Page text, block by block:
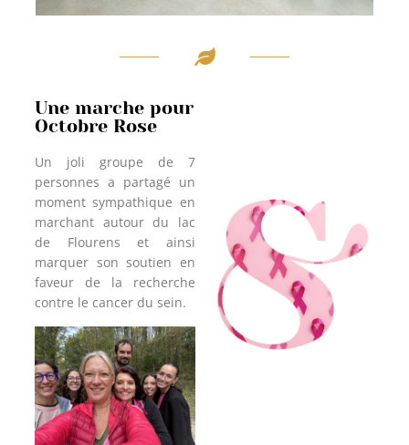
Une marche pour
Octobre Rose
Un joli groupe de 7
personnes a partagé un
moment sympathique en
marchant autour du lac
de Flourens et ainsi
marquer son soutien en
faveur de la recherche
contre le cancer du sein.